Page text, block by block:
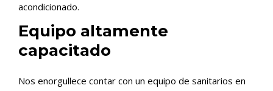
acondicionado.
Equipo altamente
capacitado
Nos enorgullece contar con un equipo de sanitarios en